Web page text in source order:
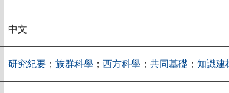
中文
研究紀要 ； 族群科學 ； 西方科學 ； 共同基礎 ； 知識建